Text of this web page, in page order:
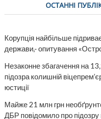
ОСТАННІ
Корупція найбільше
держави,- опитування
Незаконне збагачення на
підозра колишній
юстиції
Майже 21 млн грн
ДБР повідомило про